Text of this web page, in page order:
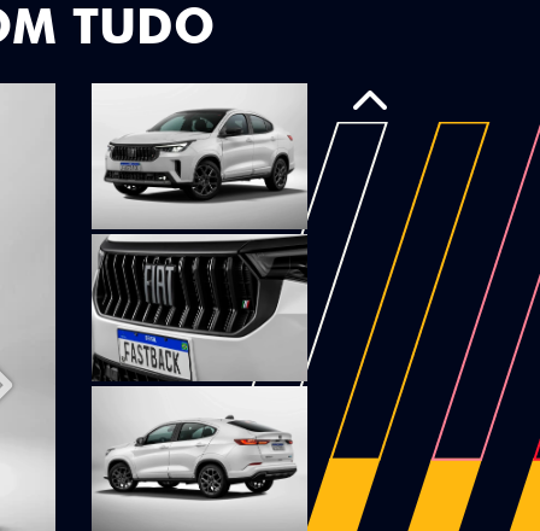
TUDO
Anterior